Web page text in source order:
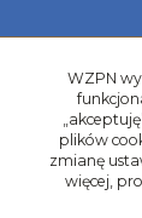
WZPN
plików
zmianę
więcej,